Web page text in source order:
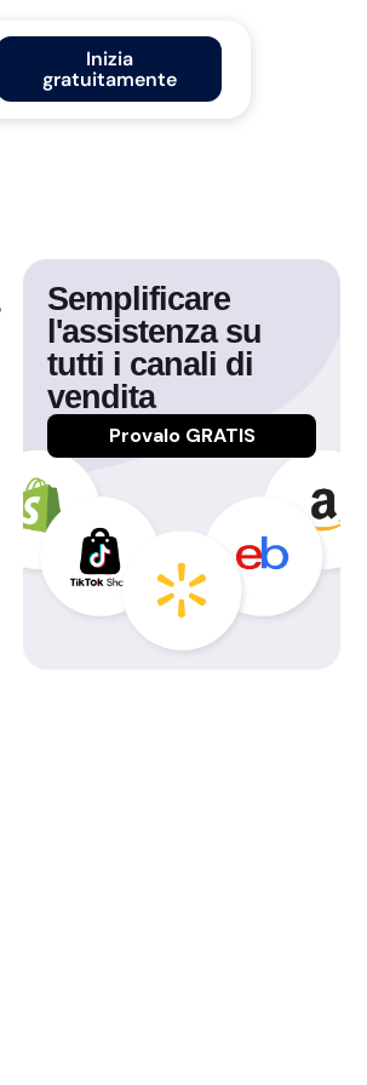
Inizia
gratuitamente
Semplificare
l'assistenza su
tutti i canali di
vendita
Provalo GRATIS